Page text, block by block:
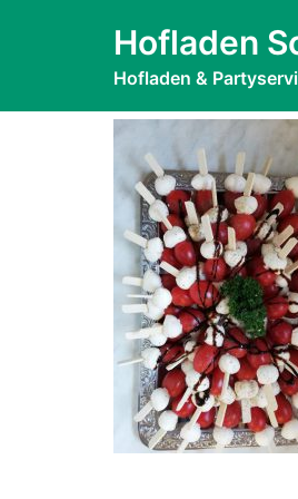
Hofladen
Hofladen &
IMG-